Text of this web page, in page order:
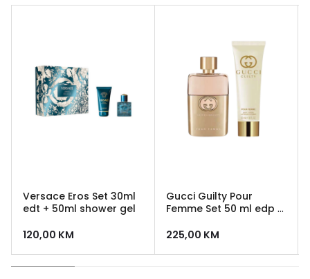
Versace Eros Set 30ml
edt + 50ml shower gel
120,00 KM
Gucci Guilty Pour
Femme Set 50 ml edp +
225,00 KM